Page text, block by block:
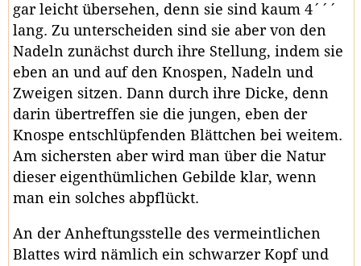
gar leicht übersehen, denn sie sind kaum 4´´´
lang. Zu unterscheiden sind sie aber von den
Nadeln zunächst durch ihre Stellung, indem sie
eben an und auf den Knospen, Nadeln und
Zweigen sitzen. Dann durch ihre Dicke, denn
darin übertreffen sie die jungen, eben der
Knospe entschlüpfenden Blättchen bei weitem.
Am sichersten aber wird man über die Natur
dieser eigenthümlichen Gebilde klar, wenn
man ein solches abpflückt.
An der Anheftungsstelle des vermeintlichen
Blattes wird nämlich ein schwarzer Kopf und